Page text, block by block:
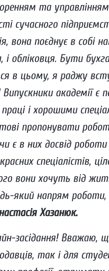
та
сучасного
вона поєднує в собі
і обліковця. Бути
в цьому, я раджу
академії є
і хорошими
пропонувати
в них досвід роботи
спеціалістів,
вони хочуть від
який напрям роботи,
Хазанюк.
засідання! Вважаю,
так і для